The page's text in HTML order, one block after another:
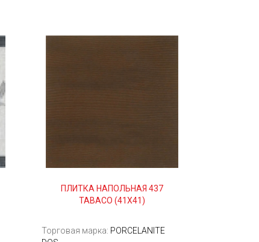
ПЛИТКА НАПОЛЬНАЯ 437
TABACO (41Х41)
Торговая марка: PORCELANITE